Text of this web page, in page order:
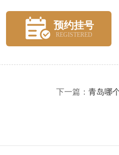
预约挂号
REGISTERED
下一篇： 青岛哪